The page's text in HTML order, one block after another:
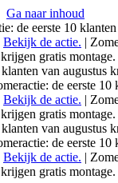
Ga naar inhoud
de eerste 10 klanten
de actie. |
gratis montage.
vanaugustus
de eerste 10
de actie. |
gratis montage.
vanaugustus
de eerste 10
de actie. |
gratis montage.